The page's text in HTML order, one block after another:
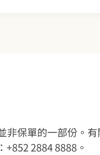
保單的一部份。
2884 8888。